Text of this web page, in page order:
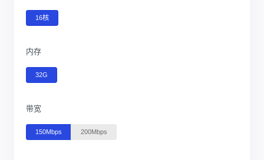
16核
内存
32G
带宽
150Mbps 200Mbps